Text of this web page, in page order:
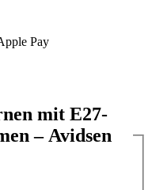
Pay
mit E27-
– Avidsen